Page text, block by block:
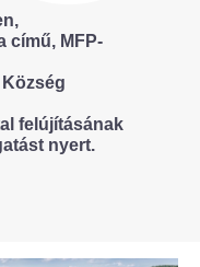
című, MFP-
felújításának
nyert.